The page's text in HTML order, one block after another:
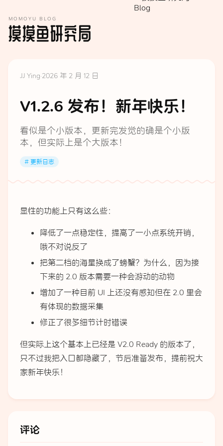
MOMOYU BLOG
摸摸鱼研究局
JJ Ying·2026 年 2 月 12 日
V1.2.6 发布！新年快乐！
看似是个小版本，更新完发觉的确是个小版
本，但实际上是个大版本！
# 更新日志
显性的功能上只有这么些：
降低了一点稳定性，提高了一小点系统开销，
哦不对说反了
把第二档的海星换成了螃蟹？为什么，因为接
下来的 2.0 版本需要一种会游动的动物
增加了一种目前 UI 上还没有感知但在 2.0 里会
有体现的数据采集
修正了很多细节计时错误
但实际上这个基本上已经是 V2.0 Ready 的版本了，
只不过我把入口都隐藏了，节后准备发布，提前祝大
家新年快乐！
评论